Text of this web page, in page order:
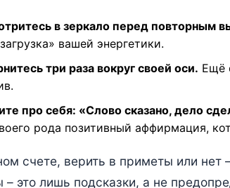
в зеркало перед повторным
вашей энергетики.
три раза вокруг своей оси. Ещё
про себя: «Слово сказано, дело
рода позитивный аффирмация,
счете, верить в приметы или нет
– это лишь подсказки, а не